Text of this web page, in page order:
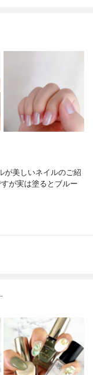
が美しいネイルのご紹
が実は塗るとブルー